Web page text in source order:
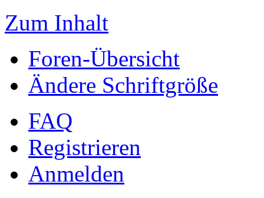
Zum Inhalt
Foren-Übersicht
Ändere Schriftgröße
FAQ
Registrieren
Anmelden